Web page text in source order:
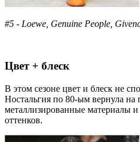
#5 - Loewe, Genuine People,
Цвет + блеск
В этом сезоне цвет и блеск не
Ностальгия по 80-ым вернула
металлизированные материалы
оттенков.